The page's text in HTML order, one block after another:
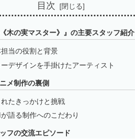
目次
《木の実マスター》』の主要スタッフ紹介
当の役割と背景
デザインを手掛けたアーティスト
メ制作の裏側
たきっかけと挑戦
語る制作へのこだわり
フの交流エピソード